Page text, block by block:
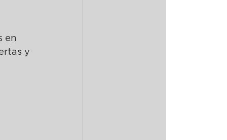
en
y